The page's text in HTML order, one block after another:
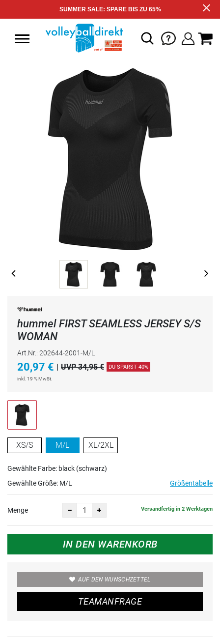
SUMMER SALE: SPARE BIS ZU 65%
hummel FIRST SEAMLESS JERSEY S/S
WOMAN
Art.Nr.: 202644-2001-M/L
20,97 € | UVP 34,95 € DU SPARST 40%
inkl. 19 % MwSt.
XS/S M/L XL/2XL
Gewählte Farbe: black (schwarz)
Gewählte Größe: M/L Größentabelle
Menge Versandfertig in 2 Werktagen
IN DEN WARENKORB
AUF DEN WUNSCHZETTEL
TEAMANFRAGE